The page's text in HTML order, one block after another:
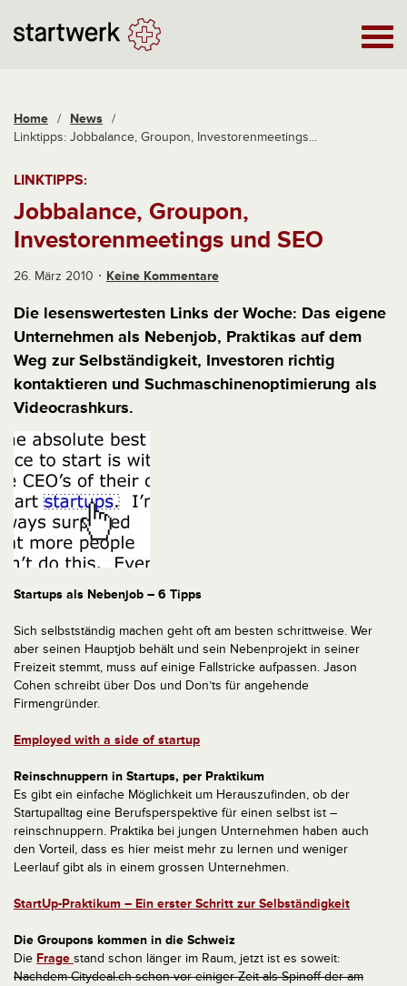
Home / News /
Linktipps: Jobbalance, Groupon, Investorenmeetings...
LINKTIPPS:
Jobbalance, Groupon,
Investorenmeetings und SEO
26. März 2010 Keine Kommentare
Die lesenswertesten Links der Woche: Das eigene
Unternehmen als Nebenjob, Praktikas auf dem
Weg zur Selbständigkeit, Investoren richtig
kontaktieren und Suchmaschinenoptimierung als
Videocrashkurs.
Startups als Nebenjob – 6 Tipps
Sich selbstständig machen geht oft am besten schrittweise. Wer
aber seinen Hauptjob behält und sein Nebenprojekt in seiner
Freizeit stemmt, muss auf einige Fallstricke aufpassen. Jason
Cohen schreibt über Dos und Don’ts für angehende
Firmengründer.
Employed with a side of startup
Reinschnuppern in Startups, per Praktikum
Es gibt ein einfache Möglichkeit um Herauszufinden, ob der
Startupalltag eine Berufsperspektive für einen selbst ist –
reinschnuppern. Praktika bei jungen Unternehmen haben auch
den Vorteil, dass es hier meist mehr zu lernen und weniger
Leerlauf gibt als in einem grossen Unternehmen.
StartUp-Praktikum – Ein erster Schritt zur Selbständigkeit
Die Groupons kommen in die Schweiz
Die Frage stand schon länger im Raum, jetzt ist es soweit:
Nachdem Citydeal.ch schon vor einiger Zeit als Spinoff der am